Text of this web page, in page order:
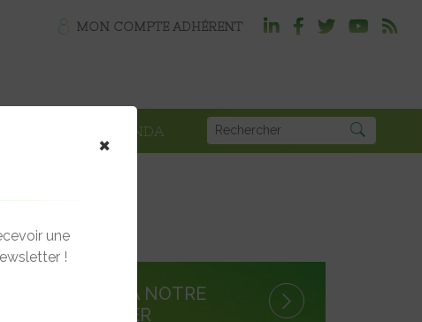
MON COMPTE ADHÉRENT
AGENDA
S'INSCRIRE À NOTRE
NEWSLETTER
×
une
!